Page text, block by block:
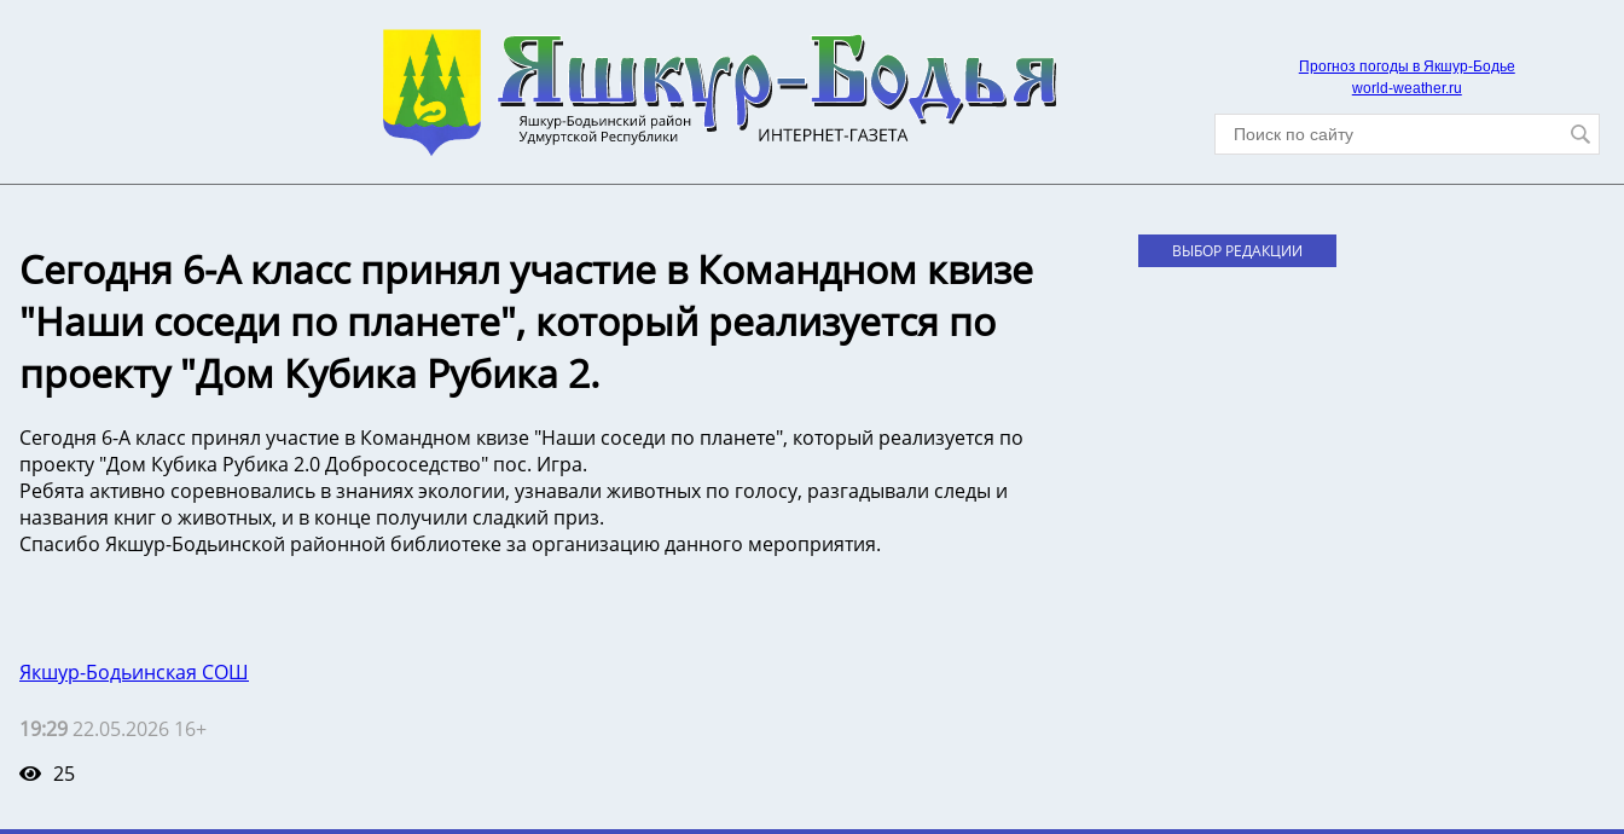
Прогноз погоды в Якшур-Бодье
world-weather.ru
Сегодня 6-А класс принял участие в Командном квизе
"Наши соседи по планете", который реализуется по
проекту "Дом Кубика Рубика 2.
Сегодня 6-А класс принял участие в Командном квизе "Наши соседи по планете", который реализуется по
проекту "Дом Кубика Рубика 2.0 Добрососедство" пос. Игра.
Ребята активно соревновались в знаниях экологии, узнавали животных по голосу, разгадывали следы и
названия книг о животных, и в конце получили сладкий приз.
Спасибо Якшур-Бодьинской районной библиотеке за организацию данного мероприятия.
Якшур-Бодьинская СОШ
19:29 22.05.2026 16+
25
ВЫБОР РЕДАКЦИИ